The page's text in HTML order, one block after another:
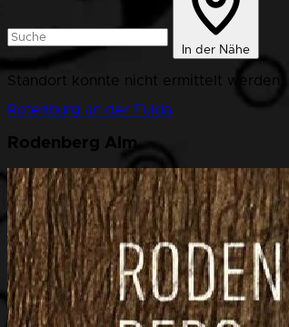
In der Nähe
Standort konnte nicht ermittelt
Rotenburg an der Fulda
Rodenberg Alm